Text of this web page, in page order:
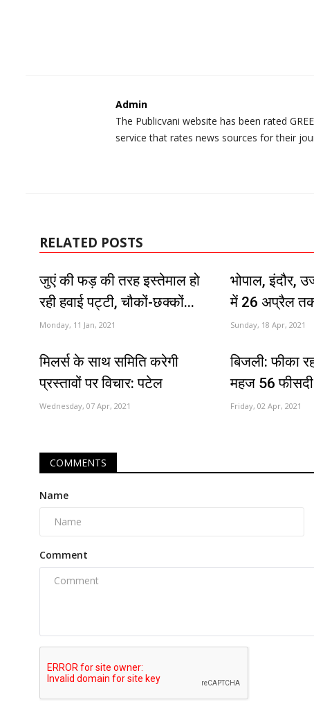
Admin
The Publicvani website has been rated
service that rates news sources for their
RELATED POSTS
जुएं की फड़ की तरह इस्तेमाल हो
रही हवाई पट्टी, चौकों-छक्कों...
Monday, 11 Jan, 2021
भोपाल, इंदौर,
में 26 अप्रैल तक
Sunday, 18 Apr, 2021
मिलर्स के साथ समिति करेगी
प्रस्तावों पर विचार: पटेल
Wednesday, 07 Apr, 2021
बिजली: फीका
महज 56 फीसदी
Friday, 02 Apr, 2021
COMMENTS
Name
Comment